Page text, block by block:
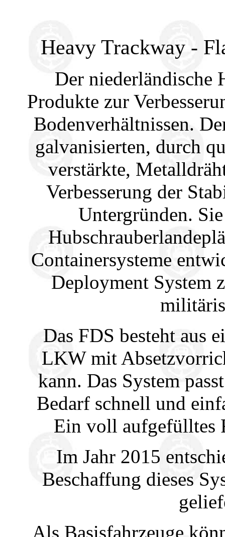
Heavy Trackway -
Der niederländische
Produkte zur
Bodenverhältnissen.
galvanisierten, durch
verstärkte,
Verbesserung der
Untergründen.
Containersysteme
Deployment System
Das FDS besteht aus
LKW mit
kann. Das System
Bedarf schnell und
Ein voll aufgefülltes
Im Jahr 2015
Beschaffung dieses
Als Basisfahrzeuge